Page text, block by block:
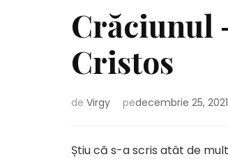
Crăciunul
Cristos
de Virgy pedecembrie 25, 2021
Știu că s-a scris atât de